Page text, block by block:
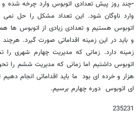
-
وارد ناوگان شود. این تعداد مشکل را حل نمی
اتوبوس هستیم و تعدادی زیادی از اتوبوس ها هم
و باید در این زمینه اقداماتی صورت گیرد.
ای اتوبوس دوره چهارم برسیم.
235231